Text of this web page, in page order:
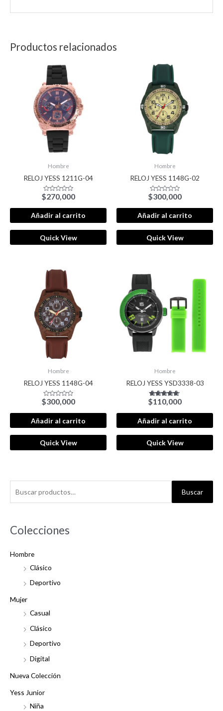
c
r
Buscar
Colecciones
Hombre
Clásico
Deportivo
Mujer
Casual
Clásico
Deportivo
Digital
Nueva Colección
Yess Junior
Niña
Productos relacionados
Hombre
RELOJ YESS 1211G-04
Valorado
con
0
de
5
$270,000
Añadir al carrito
Quick View
Hombre
RELOJ YESS 1148G-02
Valorado
con
0
de
5
$300,000
Añadir al carrito
Quick View
Hombre
RELOJ YESS 1148G-04
Valorado
con
0
de
5
$300,000
Añadir al carrito
Quick View
Hombre
RELOJ YESS YSD3338-03
Valorado con
5.00
de 5
$110,000
Añadir al carrito
Quick View